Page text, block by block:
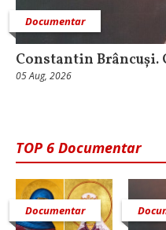
Documentar
Constantin Brâncuși.
05 Aug, 2026
TOP 6 Documentar
Documentar